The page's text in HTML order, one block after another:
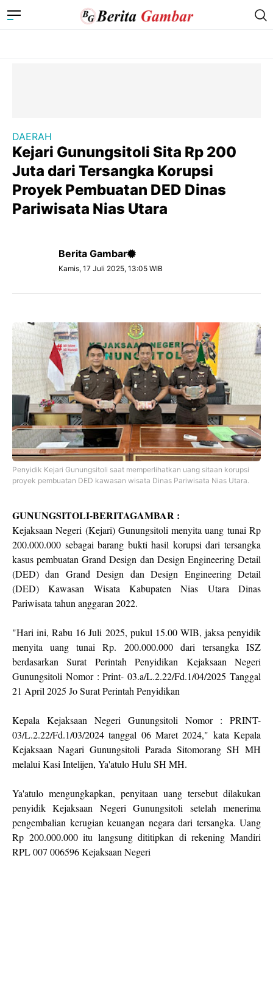
DAERAH
Kejari Gunungsitoli Sita Rp 200
Juta dari Tersangka Korupsi
Proyek Pembuatan DED Dinas
Pariwisata Nias Utara
Berita Gambar
Kamis, 17 Juli 2025, 13:05 WIB
Penyidik Kejari Gunungsitoli saat memperlihatkan uang sitaan korupsi
proyek pembuatan DED kawasan wisata Dinas Pariwisata Nias Utara.
GUNUNGSITOLI-BERITAGAMBAR :
Kejaksaan Negeri (Kejari) Gunungsitoli menyita uang tunai Rp
200.000.000 sebagai barang bukti hasil korupsi dari tersangka
kasus pembuatan Grand Design dan Design Engineering Detail
(DED) dan Grand Design dan Design Engineering Detail
(DED) Kawasan Wisata Kabupaten Nias Utara Dinas
Pariwisata tahun anggaran 2022.
"Hari ini, Rabu 16 Juli 2025, pukul 15.00 WIB, jaksa penyidik
menyita uang tunai Rp. 200.000.000 dari tersangka ISZ
berdasarkan Surat Perintah Penyidikan Kejaksaan Negeri
Gunungsitoli Nomor : Print- 03.a/L.2.22/Fd.1/04/2025 Tanggal
21 April 2025 Jo Surat Perintah Penyidikan
Kepala Kejaksaan Negeri Gunungsitoli Nomor : PRINT-
03/L.2.22/Fd.1/03/2024 tanggal 06 Maret 2024," kata Kepala
Kejaksaan Nagari Gunungsitoli Parada Sitomorang SH MH
melalui Kasi Intelijen, Ya'atulo Hulu SH MH.
Ya'atulo mengungkapkan, penyitaan uang tersebut dilakukan
penyidik Kejaksaan Negeri Gunungsitoli setelah menerima
pengembalian kerugian keuangan negara dari tersangka. Uang
Rp 200.000.000 itu langsung dititipkan di rekening Mandiri
RPL 007 006596 Kejaksaan Negeri